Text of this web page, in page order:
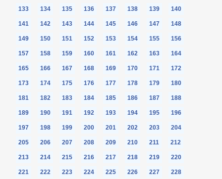
133 134 135 136 137 138 139 140
141 142 143 144 145 146 147 148
149 150 151 152 153 154 155 156
157 158 159 160 161 162 163 164
165 166 167 168 169 170 171 172
173 174 175 176 177 178 179 180
181 182 183 184 185 186 187 188
189 190 191 192 193 194 195 196
197 198 199 200 201 202 203 204
205 206 207 208 209 210 211 212
213 214 215 216 217 218 219 220
221 222 223 224 225 226 227 228